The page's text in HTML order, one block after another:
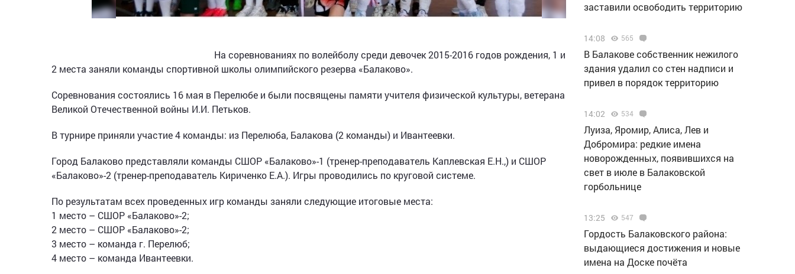
На соревнованиях по волейболу среди девочек 2015-2016 годов рождения, 1 и
2 места заняли команды спортивной школы олимпийского резерва «Балаково».
Соревнования состоялись 16 мая в Перелюбе и были посвящены памяти учителя физической культуры, ветерана
Великой Отечественной войны И.И. Петьков.
В турнире приняли участие 4 команды: из Перелюба, Балакова (2 команды) и Ивантеевки.
Город Балаково представляли команды СШОР «Балаково»-1 (тренер-преподаватель Каплевская Е.Н.,) и СШОР
«Балаково»-2 (тренер-преподаватель Кириченко Е.А.). Игры проводились по круговой системе.
По результатам всех проведенных игр команды заняли следующие итоговые места:
1 место – СШОР «Балаково»-2;
2 место – СШОР «Балаково»-2;
3 место – команда г. Перелюб;
4 место – команда Ивантеевки.
заставили освободить территорию
14:08 565
В Балакове собственник нежилого
здания удалил со стен надписи и
привел в порядок территорию
14:02 534
Луиза, Яромир, Алиса, Лев и
Добромира: редкие имена
новорожденных, появившихся на
свет в июле в Балаковской
горбольнице
13:25 547
Гордость Балаковского района:
выдающиеся достижения и новые
имена на Доске почёта